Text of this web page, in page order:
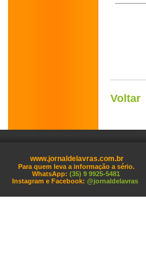
Voltar
www.jornaldelavras.com.br
Para quem leva a informação a sério.
WhatsApp: (35) 9 9925-5481
Instagram e Facebook: @jornaldelavras